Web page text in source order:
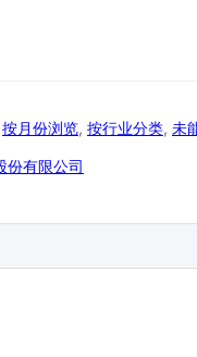
按月份浏览, 按行业分类, 未
份有限公司